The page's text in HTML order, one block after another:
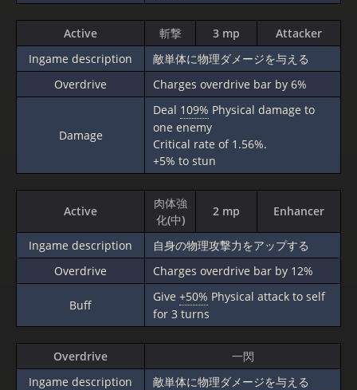
Active 斬撃 3 mp
Attacker
Ingame description
敵単体に物理ダメージを与える
Overdrive
Charges overdrive bar by 6%
Damage
Deal 109% Physical damage to
one enemy
Critical rate of 1.56%.
+5% to stun
Active
肉体強
化(中)
2 mp Enhancer
Ingame description
自身の物理攻撃力をアップする
Overdrive
Charges overdrive bar by 12%
Buff
Give +50% Physical attack to self
for 3 turns
Overdrive
一閃
Ingame description
敵単体に物理ダメージを与える